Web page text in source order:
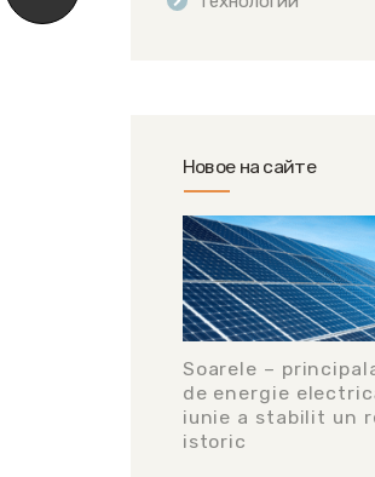
Новое на сайте
Soarele –
de energie
iunie a stabilit un
istoric